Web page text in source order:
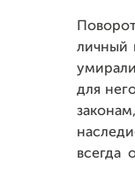
личный
для
всегда